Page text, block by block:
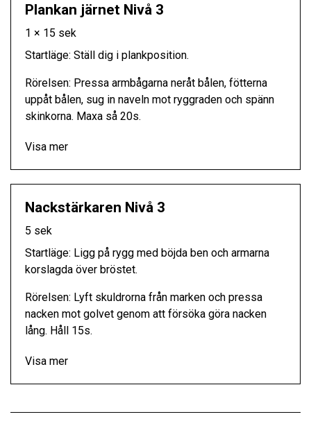
Plankan järnet Nivå 3
1 × 15 sek
Startläge: Ställ dig i plankposition.
Rörelsen: Pressa armbågarna neråt bålen, fötterna
uppåt bålen, sug in naveln mot ryggraden och spänn
skinkorna. Maxa så 20s.
Visa mer
Nackstärkaren Nivå 3
5 sek
Startläge: Ligg på rygg med böjda ben och armarna
korslagda över bröstet.
Rörelsen: Lyft skuldrorna från marken och pressa
nacken mot golvet genom att försöka göra nacken
lång. Håll 15s.
Visa mer